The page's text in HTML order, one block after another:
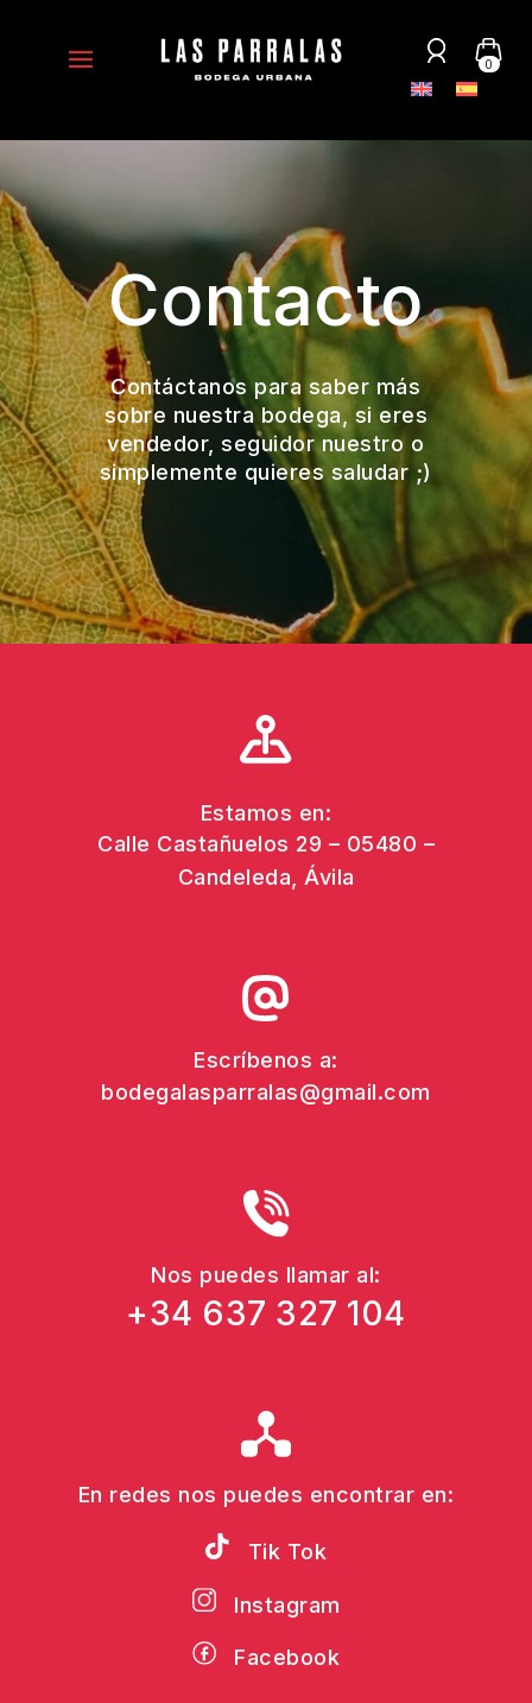
0
Contacto
Contáctanos para saber más
sobre nuestra bodega, si eres
vendedor, seguidor nuestro o
simplemente quieres saludar ;)
Estamos en:
Calle Castañuelos 29 – 05480 –
Candeleda, Ávila
Escríbenos a:
bodegalasparralas@gmail.com
Nos puedes llamar al:
+34 637 327 104
En redes nos puedes encontrar en:
Tik Tok
Instagram
Facebook